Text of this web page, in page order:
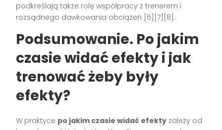
podkreślają także rolę współpracy z trenerem i
rozsądnego dawkowania obciążeń [6][7][8].
Podsumowanie. Po jakim
czasie widać efekty i jak
trenować żeby były
efekty?
W praktyce po jakim czasie widać efekty zależy od